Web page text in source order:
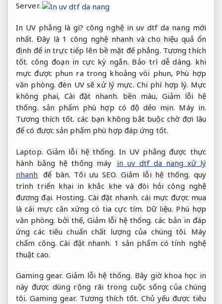
Server.
In UV phẳng là gì? công nghệ in uv dtf da nang mới
nhất. Đây là 1 công nghệ nhanh và cho hiệu quả ổn
định để in trực tiếp lên bề mặt đế phẳng. Tương thích
tốt. công đoạn in cực kỳ ngắn. Bảo trì dễ dàng. khi
mực được phun ra trong khoảng vòi phun, Phù hợp
văn phòng. đèn UV sẽ xử lý mực. Chi phí hợp lý. Mực
không phai,Cài đặt nhanh. bền màu, Giảm lỗi hệ
thống. sản phẩm phù hợp có độ dẻo mịn. Máy in.
Tương thích tốt. các bạn không bắt buộc chờ đợi lâu
để có được sản phẩm phù hợp đáp ứng tốt.
Laptop. Giảm lỗi hệ thống. In UV phẳng được thực
hành bằng hệ thống máy in uv dtf da nang xử lý
nhanh để bàn. Tối ưu SEO. Giảm lỗi hệ thống. quy
trình triển khai in khắc khe và đòi hỏi công nghệ
đương đại. Hosting. Cài đặt nhanh. cái mực được mua
là cái mực cân xứng có tia cực tím. Dữ liệu. Phù hợp
văn phòng. bởi thế,Giảm lỗi hệ thống. các bản in đáp
ứng các tiêu chuẩn chất lượng của chúng tôi. Máy
chấm công. Cài đặt nhanh. 1 sản phẩm có tính nghệ
thuật cao.
Gaming gear. Giảm lỗi hệ thống. Bây giờ khoa học in
này được dùng rộng rãi trong cuộc sống của chúng
tôi. Gaming gear. Tương thích tốt. Chủ yếu được tiêu